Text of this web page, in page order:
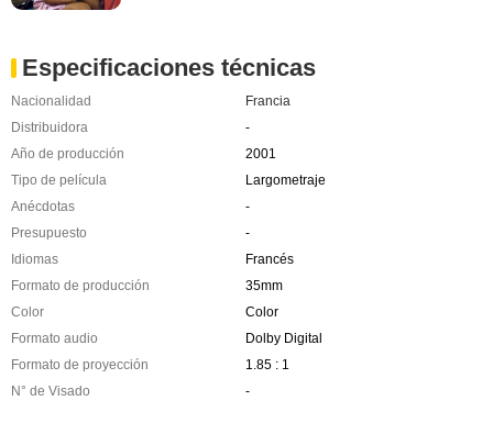
Especificaciones técnicas
Nacionalidad
Francia
Distribuidora
-
Año de producción
2001
Tipo de película
Largometraje
Anécdotas
-
Presupuesto
-
Idiomas
Francés
Formato de producción
35mm
Color
Color
Formato audio
Dolby Digital
Formato de proyección
1.85 : 1
N° de Visado
-